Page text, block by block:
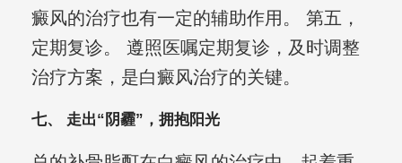
癜风的治疗也有一定的辅助作用。 第五，
定期复诊。 遵照医嘱定期复诊，及时调整
治疗方案，是白癜风治疗的关键。
七、 走出“阴霾”，拥抱阳光